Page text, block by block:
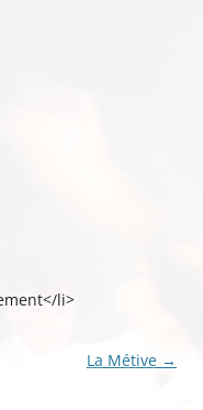
li>
La Métive →